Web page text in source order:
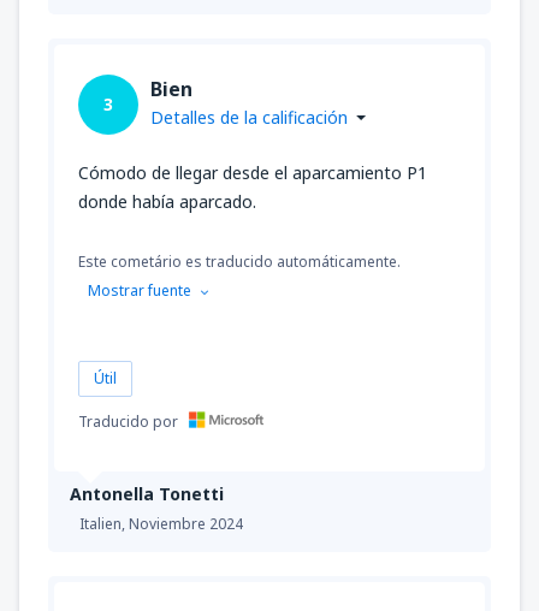
Antonella Tonetti
Italien,Noviembre 2024
3
Bien
Detalles de la calificación
Cómodo de llegar desde el aparcamiento P1
donde había aparcado.
Este cometário es traducido automáticamente.
Mostrar fuente
Útil
Traducido por